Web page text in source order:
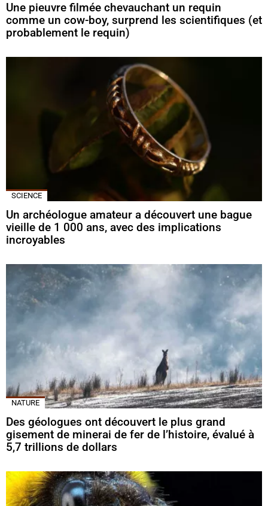
Une pieuvre filmée chevauchant un requin
comme un cow-boy, surprend les scientifiques (et
probablement le requin)
SCIENCE
Un archéologue amateur a découvert une bague
vieille de 1 000 ans, avec des implications
incroyables
NATURE
Des géologues ont découvert le plus grand
gisement de minerai de fer de l’histoire, évalué à
5,7 trillions de dollars